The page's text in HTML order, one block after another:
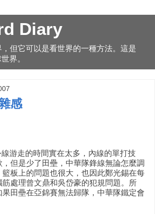
Diary
但它可以是看世界的一種方法。這是
界。
感
游走的時間實在太多，內線的單打技
但是少了田壘，中華隊鋒線無論怎麼調
籃板上的問題也很大，也因此鄭光錫在每
處理曾文鼎和吳岱豪的犯規問題。所
果田壘在亞錦賽無法歸隊，中華隊鐵定會